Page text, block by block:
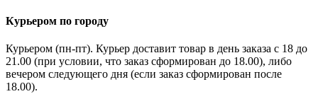
Курьером по городу
Курьером (пн-пт). Курьер доставит товар в день заказа с 18 до
21.00 (при условии, что заказ сформирован до 18.00), либо
вечером следующего дня (если заказ сформирован после
18.00).